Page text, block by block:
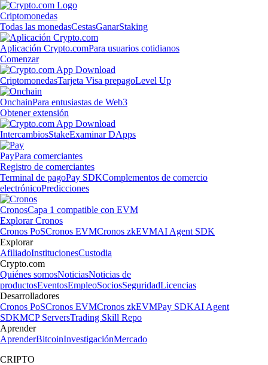
Criptomonedas
Todas las monedasCestasGanarStaking
Aplicación Crypto.comPara usuarios cotidianos
Comenzar
CriptomonedasTarjeta Visa prepagoLevel Up
OnchainPara entusiastas de Web3
Obtener extensión
IntercambiosStakeExaminar DApps
PayPara comerciantes
Registro de comerciantes
Terminal de pagoPay SDKComplementos de comercio
electrónicoPredicciones
CronosCapa 1 compatible con EVM
Explorar Cronos
Cronos PoSCronos EVMCronos zkEVMAI Agent SDK
Explorar
AfiliadoInstitucionesCustodia
Crypto.com
Quiénes somosNoticiasNoticias de
productosEventosEmpleoSociosSeguridadLicencias
Desarrolladores
Cronos PoSCronos EVMCronos zkEVMPay SDKAI Agent
SDKMCP ServersTrading Skill Repo
Aprender
AprenderBitcoinInvestigaciónMercado
CRIPTO